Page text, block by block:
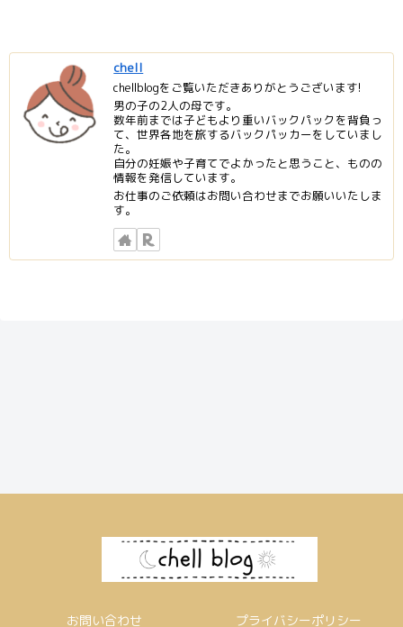
chell
chellblogをご覧いただきありがとうございます!
男の子の2人の母です。
数年前までは子どもより重いバックパックを背負っ
て、世界各地を旅するバックパッカーをしていまし
た。
自分の妊娠や子育てでよかったと思うこと、ものの
情報を発信しています。
お仕事のご依頼はお問い合わせまでお願いいたしま
す。
お問い合わせ プライバシーポリシー